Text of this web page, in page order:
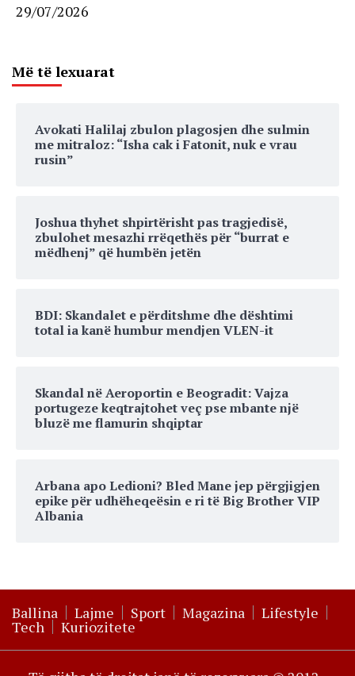
29/07/2026
Më të lexuarat
Avokati Halilaj zbulon plagosjen dhe sulmin
me mitraloz: “Isha cak i Fatonit, nuk e vrau
rusin”
Joshua thyhet shpirtërisht pas tragjedisë,
zbulohet mesazhi rrëqethës për “burrat e
mëdhenj” që humbën jetën
BDI: Skandalet e përditshme dhe dështimi
total ia kanë humbur mendjen VLEN-it
Skandal në Aeroportin e Beogradit: Vajza
portugeze keqtrajtohet veç pse mbante një
bluzë me flamurin shqiptar
Arbana apo Ledioni? Bled Mane jep përgjigjen
epike për udhëheqeësin e ri të Big Brother VIP
Albania
Ballina Lajme Sport Magazina Lifestyle
Tech Kuriozitete